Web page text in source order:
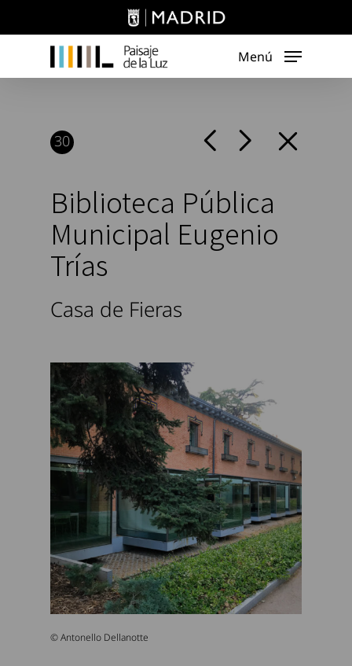
Menú
30
Biblioteca Pública
Municipal Eugenio
Trías
Casa de Fieras
© Antonello Dellanotte